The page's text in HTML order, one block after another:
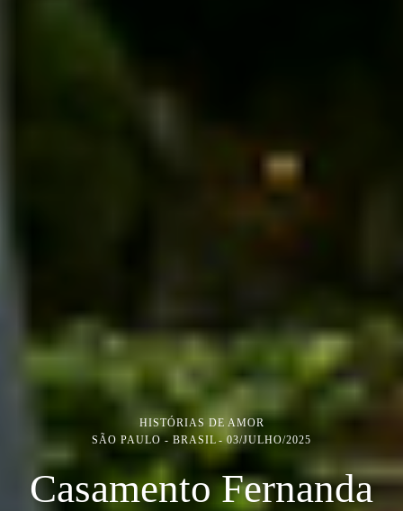
HISTÓRIAS DE AMOR
SÃO PAULO - BRASIL
03/JULHO/2025
Casamento Fernanda